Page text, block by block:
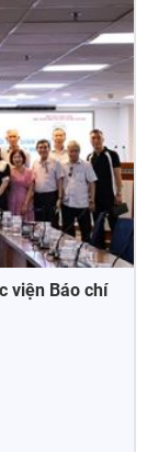
viện Báo chí